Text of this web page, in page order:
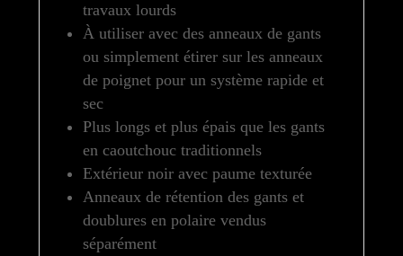
travaux lourds
À utiliser avec des anneaux de gants
ou simplement étirer sur les anneaux
de poignet pour un système rapide et
sec
Plus longs et plus épais que les gants
en caoutchouc traditionnels
Extérieur noir avec paume texturée
Anneaux de rétention des gants et
doublures en polaire vendus
séparément